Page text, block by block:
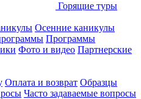
Горящие туры
Осенние каникулы
Программы
Фото и видео Партнерские
Оплата и возврат Образцы
Часто задаваемые вопросы